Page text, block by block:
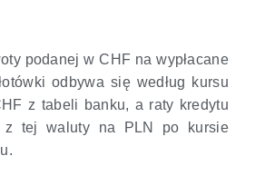
podanej w CHF na wypłacane
odbywa się według kursu
z tabeli banku, a raty kredytu
z tej waluty na PLN po kursie